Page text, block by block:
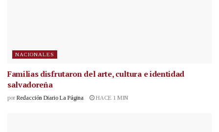
NACIONALES
Familias disfrutaron del arte, cultura e identidad
salvadoreña
por Redacción Diario La Página HACE 1 MIN